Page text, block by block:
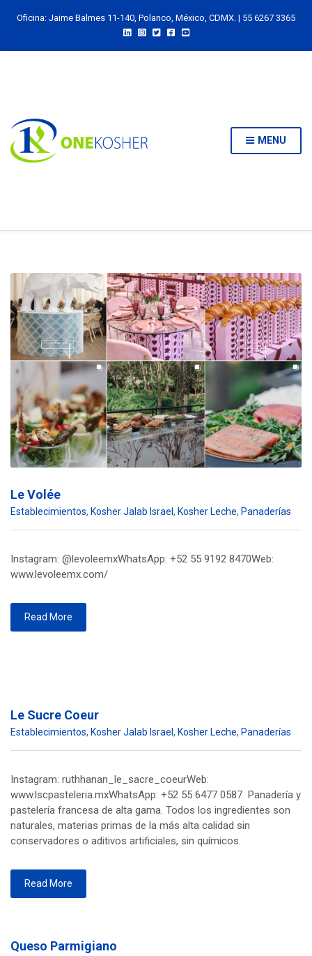
Oficina: Jaime Balmes 11-140, Polanco, México, CDMX. | 55 6267 3365
MENU
Le Volée
Establecimientos, Kosher Jalab Israel , Kosher Leche, Panaderías
Instagram: @levoleemxWhatsApp: +52 55 9192 8470Web:
www.levoleemx.com/
Read More
Le Sucre Coeur
Establecimientos, Kosher Jalab Israel , Kosher Leche, Panaderías
Instagram: ruthhanan_le_sacre_coeurWeb:
www.lscpasteleria.mxWhatsApp: +52 55 6477 0587 Panadería y
pastelería francesa de alta gama. Todos los ingredientes son
naturales, materias primas de la más alta calidad sin
conservadores o aditivos artificiales, sin químicos.
Read More
Queso Parmigiano